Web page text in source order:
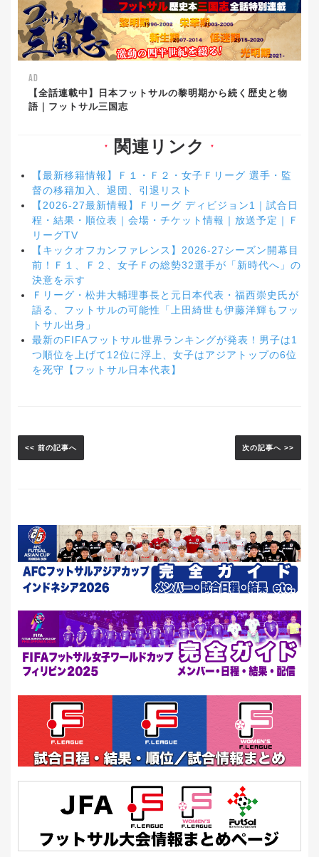
AD
【全話連載中】日本フットサルの黎明期から続く歴史と物
語｜フットサル三国志
▼ 関連リンク ▼
【最新移籍情報】Ｆ１・Ｆ２・女子Ｆリーグ 選手・監
督の移籍加入、退団、引退リスト
【2026-27最新情報】Ｆリーグ ディビジョン1｜試合日
程・結果・順位表｜会場・チケット情報｜放送予定｜Ｆ
リーグTV
【キックオフカンファレンス】2026-27シーズン開幕目
前！Ｆ１、Ｆ２、女子Ｆの総勢32選手が「新時代へ」の
決意を示す
Ｆリーグ・松井大輔理事長と元日本代表・福西崇史氏が
語る、フットサルの可能性「上田綺世も伊藤洋輝もフッ
トサル出身」
最新のFIFAフットサル世界ランキングが発表！男子は1
つ順位を上げて12位に浮上、女子はアジアトップの6位
を死守【フットサル日本代表】
<< 前の記事へ 次の記事へ >>